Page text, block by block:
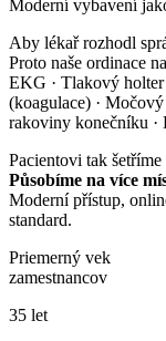
Moderní vybavení
Aby lékař rozhodl
Proto naše ordinace
EKG · Tlakový holter
(koagulace) ·
rakoviny konečníku ·
Pacientovi tak
Působíme na více
Moderní přístup,
standard.
Priemerný vek
zamestnancov
35 let